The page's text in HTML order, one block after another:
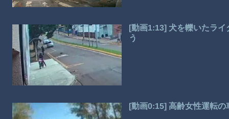
[動画1:13] 犬を轢いたラ
う
[動画0:15] 高齢女性運転